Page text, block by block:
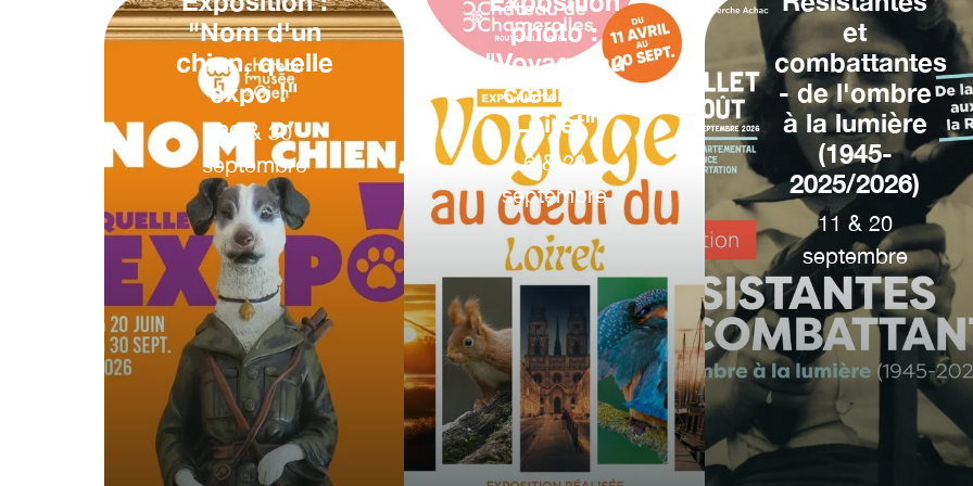
"Nom d'un
chien, quelle
expo !"
20 & 30
septembre
photo :
"Voyage au
cœur du
Loiret"
6 & 20
septembre
et
combattantes
- de l'ombre
à la lumière
(1945-
2025/2026)
11 & 20
septembre